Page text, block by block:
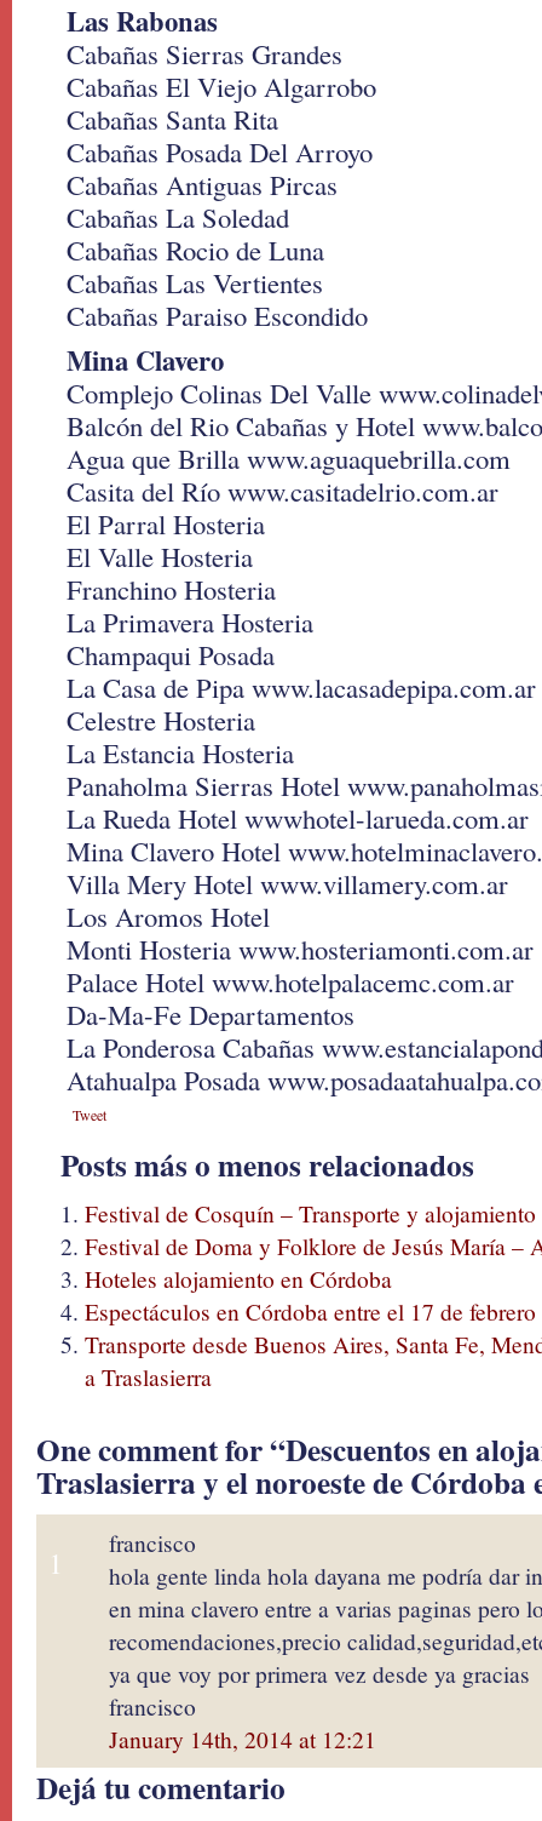
Las Rabonas
Cabañas Sierras Grandes
Cabañas El Viejo Algarrobo
Cabañas Santa Rita
Cabañas Posada Del Arroyo
Cabañas Antiguas Pircas
Cabañas La Soledad
Cabañas Rocio de Luna
Cabañas Las Vertientes
Cabañas Paraiso Escondido
Mina Clavero
Complejo Colinas Del Valle
Balcón del Rio Cabañas y Hotel
Agua que Brilla www.aguaquebrilla.com
Casita del Río www.casitadelrio.com.ar
El Parral Hosteria
El Valle Hosteria
Franchino Hosteria
La Primavera Hosteria
Champaqui Posada
La Casa de Pipa www.lacasadepipa.com.ar
Celestre Hosteria
La Estancia Hosteria
Panaholma Sierras Hotel
La Rueda Hotel wwwhotel-larueda.com.ar
Mina Clavero Hotel
Villa Mery Hotel www.villamery.com.ar
Los Aromos Hotel
Monti Hosteria www.hosteriamonti.com.ar
Palace Hotel www.hotelpalacemc.com.ar
Da-Ma-Fe Departamentos
La Ponderosa Cabañas
Atahualpa Posada
Tweet
Posts más o menos relacionados
Festival de Cosquín – Transporte y alojamiento
Festival de Doma y Folklore de Jesús María –
Hoteles alojamiento en Córdoba
Espectáculos en Córdoba entre el 17 de
Transporte desde Buenos Aires, Santa Fe,
a Traslasierra
One comment for “Descuentos en
Traslasierra y el noroeste de Córdoba
1
francisco
hola gente linda hola dayana me podría dar
en mina clavero entre a varias paginas pero
recomendaciones,precio
ya que voy por primera vez desde ya gracias
francisco
January 14th, 2014 at 12:21
Dejá tu comentario